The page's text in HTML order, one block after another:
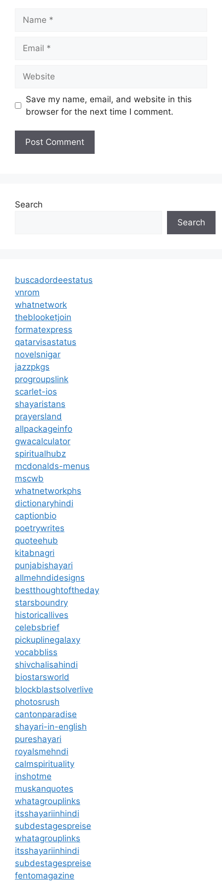
Save my name, email, and website in this
browser for the next time I comment.
Search
Search
buscadordeestatus
vnrom
whatnetwork
theblooketjoin
formatexpress
qatarvisastatus
novelsnigar
jazzpkgs
progroupslink
scarlet-ios
shayaristans
prayersland
allpackageinfo
gwacalculator
spiritualhubz
mcdonalds-menus
mscwb
whatnetworkphs
dictionaryhindi
captionbio
poetrywrites
quoteehub
kitabnagri
punjabishayari
allmehndidesigns
bestthoughtoftheday
starsboundry
historicallives
celebsbrief
pickuplinegalaxy
vocabbliss
shivchalisahindi
biostarsworld
blockblastsolverlive
photosrush
cantonparadise
shayari-in-english
pureshayari
royalsmehndi
calmspirituality
inshotme
muskanquotes
whatagrouplinks
itsshayariinhindi
subdestagespreise
whatagrouplinks
itsshayariinhindi
subdestagespreise
fentomagazine